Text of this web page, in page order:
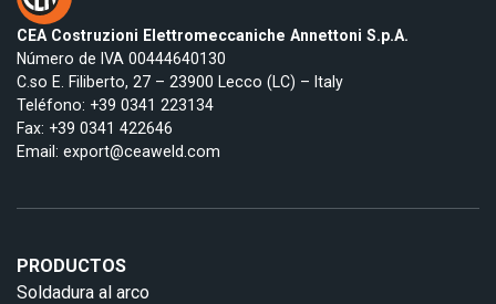
CEA Costruzioni Elettromeccaniche Annettoni S.p.A.
Número de IVA 00444640130
C.so E. Filiberto, 27 – 23900 Lecco (LC) – Italy
Teléfono: +39 0341 223134
Fax: +39 0341 422646
Email: export@ceaweld.com
PRODUCTOS
Soldadura al arco